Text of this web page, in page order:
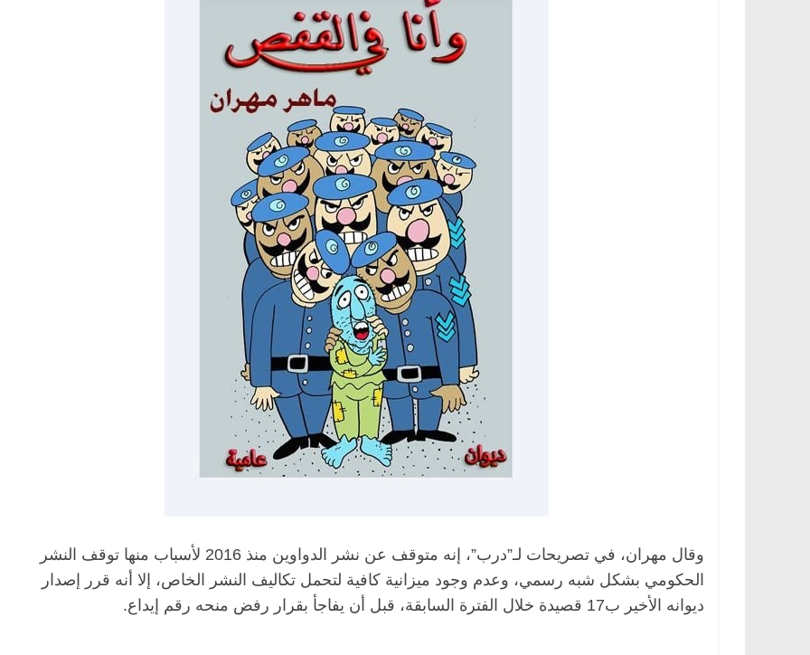
وقال مهران، في تصريحات لـ”درب”، إنه متوقف عن نشر الدواوين منذ 2016 لأسباب منها توقف النشر
الحكومي بشكل شبه رسمي، وعدم وجود ميزانية كافية لتحمل تكاليف النشر الخاص، إلا أنه قرر إصدار
ديوانه الأخير ب17 قصيدة خلال الفترة السابقة، قبل أن يفاجأ بقرار رفض منحه رقم إيداع.
الرئيسية
مقعد شاغر على مائدة الإفطار.. يحيى
حسين عبدالهادي فارس مقاومة
الخصخصة الذي دافع عن المال العام
(بروفايل)
مصر ناس وناس
في ذكرى رحيله.. د. نور فرحات فقيه
قانوني دافع عن قضايا الوطن وانحاز